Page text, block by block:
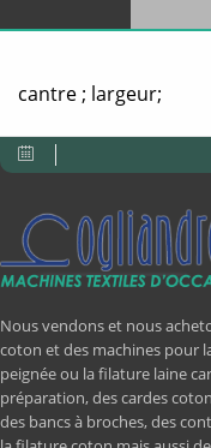
cantre ; largeur;
Nous vendons et nous
coton et des machines pour
peignée ou la filature laine
préparation, des cardes
des bancs à broches, des